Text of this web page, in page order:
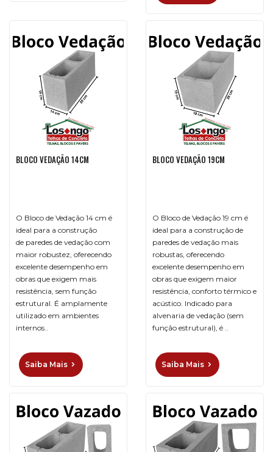
BLOCO VEDAÇÃO 14CM
O Bloco de Vedação 14 cm é
ideal para a construção
de paredes de vedação com
maior robustez, oferecendo
excelente desempenho em
obras que exigem mais
resistência, sem função
estrutural. É amplamente
utilizado em ambientes
internos..
Saiba Mais
BLOCO VEDAÇÃO 19CM
O Bloco de Vedação 19 cm é
ideal para a construção de
paredes de vedação mais
robustas, oferecendo
excelente desempenho em
obras que exigem maior
resistência, conforto térmico e
acústico. Indicado para
alvenaria de vedação (sem
função estrutural), é ..
Saiba Mais